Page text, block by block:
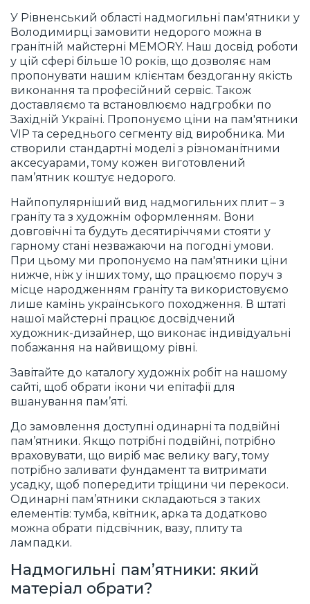
У Рівненський області надмогильні пам'ятники у
Володимирці замовити недорого можна в
гранітній майстерні MEMORY. Наш досвід роботи
у цій сфері більше 10 років, що дозволяє нам
пропонувати нашим клієнтам бездоганну якість
виконання та професійний сервіс. Також
доставляємо та встановлюємо надгробки по
Західній Україні. Пропонуємо ціни на пам'ятники
VIP та середнього сегменту від виробника. Ми
створили стандартні моделі з різноманітними
аксесуарами, тому кожен виготовлений
пам’ятник коштує недорого.
Найпопулярніший вид надмогильних плит – з
граніту та з художнім оформленням. Вони
довговічні та будуть десятиріччями стояти у
гарному стані незважаючи на погодні умови.
При цьому ми пропонуємо на пам'ятники ціни
нижче, ніж у інших тому, що працюємо поруч з
місце народженням граніту та використовуємо
лише камінь українського походження. В штаті
нашої майстерні працює досвідчений
художник-дизайнер, що виконає індивідуальні
побажання на найвищому рівні.
Завітайте до каталогу художніх робіт на нашому
сайті, щоб обрати ікони чи епітафії для
вшанування пам’яті.
До замовлення доступні одинарні та подвійні
пам’ятники. Якщо потрібні подвійні, потрібно
враховувати, що виріб має велику вагу, тому
потрібно заливати фундамент та витримати
усадку, щоб попередити тріщини чи перекоси.
Одинарні пам’ятники складаються з таких
елементів: тумба, квітник, арка та додатково
можна обрати підсвічник, вазу, плиту та
лампадки.
Надмогильні пам’ятники: який
матеріал обрати?